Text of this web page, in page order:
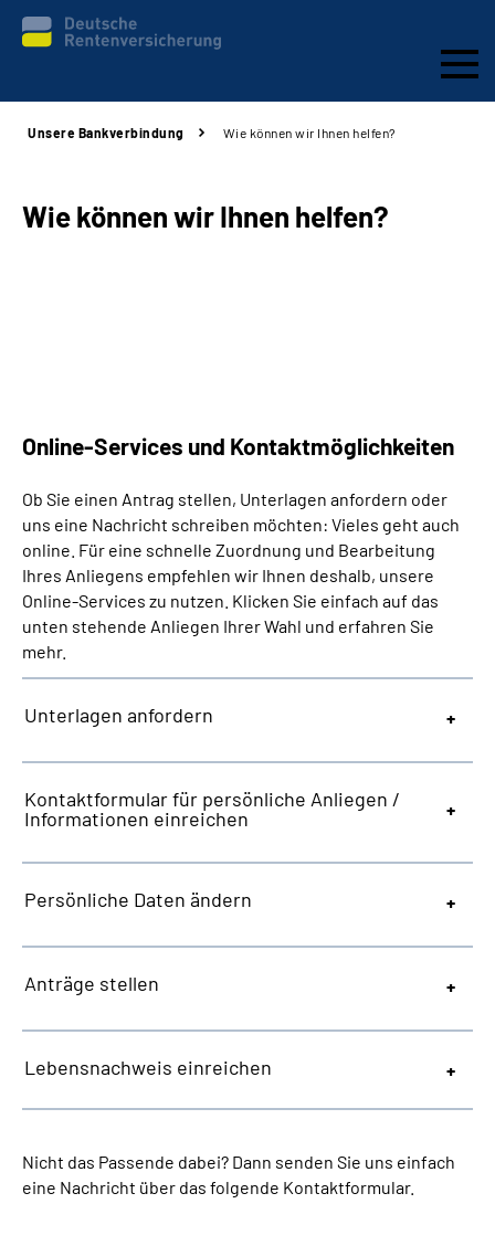
Beratung & Kontakt
Über uns & Karriere
Online-Services
Die DRV Knappschaft-Bahn-See in Deutscher
Gebärdensprache
Leichte Sprache
Suche
Mein Kundenportal
Unsere Bankverbindung Wie können wir Ihnen helfen?
Wie können wir Ihnen helfen?
Online-Services und Kontaktmöglichkeiten
Ob Sie einen Antrag stellen, Unterlagen anfordern oder
uns eine Nachricht schreiben möchten: Vieles geht auch
online. Für eine schnelle Zuordnung und Bearbeitung
Ihres Anliegens empfehlen wir Ihnen deshalb, unsere
Online-Services zu nutzen. Klicken Sie einfach auf das
unten stehende Anliegen Ihrer Wahl und erfahren Sie
mehr.
Unterlagen anfordern
Kontaktformular für persönliche Anliegen /
Informationen einreichen
Persönliche Daten ändern
Anträge stellen
Lebensnachweis einreichen
Nicht das Passende dabei? Dann senden Sie uns einfach
eine Nachricht über das folgende Kontaktformular.